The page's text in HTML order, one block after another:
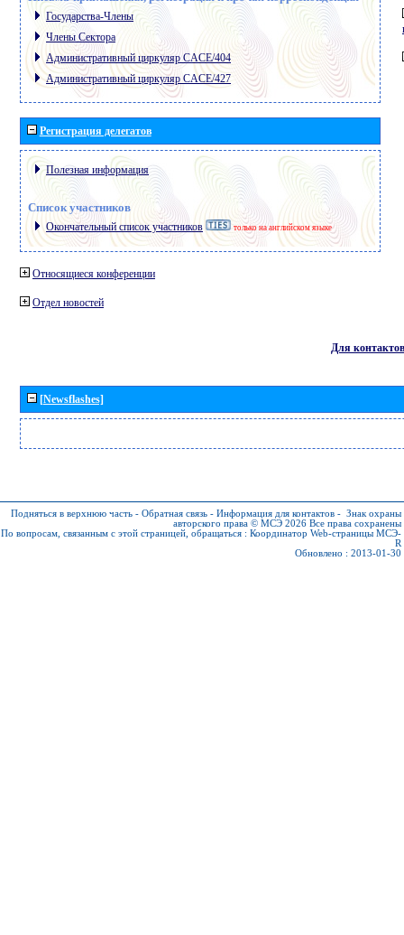
Государства-Члены
Члены Сектора
Административный циркуляр CACE/404
Административный циркуляр CACE/427
Регистрация делегатов
Полезная информация
Список участников
Окончательный список участников только на английском языке
Относящиеся конференции
Отдел новостей
Для контактов
[Newsflashes]
Подняться в верхнюю часть - Обратная связь - Информация для контактов - Знак охраны
авторского права © МСЭ 2026 Все права сохранены
По вопросам, связанным с этой страницей, обращаться : Координатор Web-страницы МСЭ-
R
Обновлено : 2013-01-30